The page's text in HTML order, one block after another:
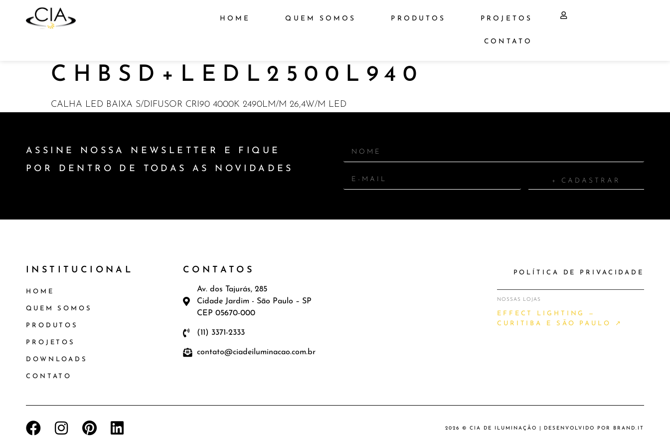
HOME QUEM SOMOS PRODUTOS PROJETOS
CONTATO
CHBSD+LEDL2500L940
CALHA LED BAIXA S/DIFUSOR CRI90 4000K 2490LM/M 26,4W/M LED
ASSINE NOSSA NEWSLETTER E FIQUE
POR DENTRO DE TODAS AS NOVIDADES
+ CADASTRAR
INSTITUCIONAL
HOME
QUEM SOMOS
PRODUTOS
PROJETOS
DOWNLOADS
CONTATO
CONTATOS
Av. dos Tajurás, 285
Cidade Jardim - São Paulo – SP
CEP 05670-000
(11) 3371-2333
contato@ciadeiluminacao.com.br
POLÍTICA DE PRIVACIDADE
NOSSAS LOJAS
EFFECT LIGHTING —
CURITIBA E SÃO PAULO ↗
2026 © CIA DE ILUMINAÇÃO | DESENVOLVIDO POR BRAND.IT